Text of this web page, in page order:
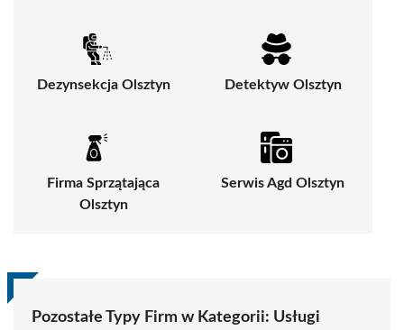
Dezynsekcja Olsztyn Detektyw Olsztyn
Firma Sprzątająca
Olsztyn
Serwis Agd Olsztyn
Pozostałe Typy Firm w Kategorii: Usługi